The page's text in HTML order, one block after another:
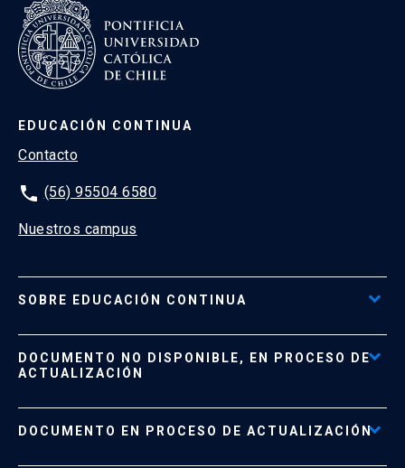
EDUCACIÓN CONTINUA
Contacto
phone (56) 95504 6580
Nuestros campus
SOBRE EDUCACIÓN CONTINUA
Formas de Pago
Políticas de Retiro, Devolución e Información Importante
DOCUMENTO NO DISPONIBLE, EN PROCESO DE
ACTUALIZACIÓN
Documento No Disponible file_download
DOCUMENTO EN PROCESO DE ACTUALIZACIÓN